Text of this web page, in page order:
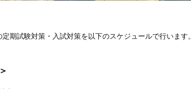
期試験対策・入試対策を以下のスケジュールで行います。